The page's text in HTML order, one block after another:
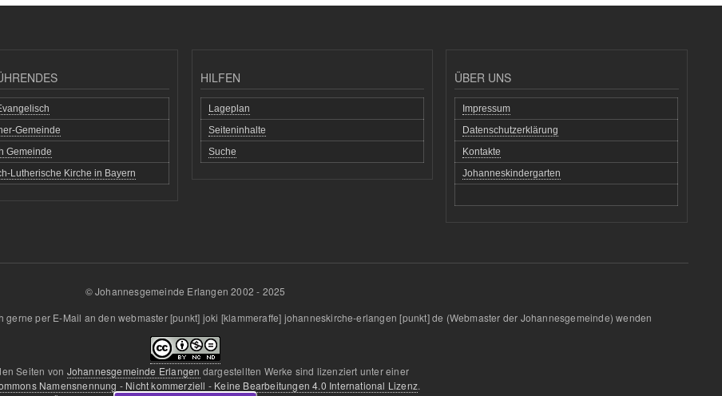
Gemeinde
Gemeinde
Lutherische Kirche in Bayern
HILFEN
Lageplan
Seiteninhalte
Suche
ÜBER UNS
Impressum
Datenschutzerklärung
Kontakte
Johanneskindergarten
© Johannesgemeinde Erlangen 2002 - 2025
gerne per E-Mail an denwebmaster[punkt] joki [klammeraffe] johanneskirche-erlangen [punkt]de (Webmaster der Johannesgemeinde) wenden
Seiten von Johannesgemeinde Erlangen dargestellten Werke sind lizenziert unter einer
Namensnennung - Nicht kommerziell - Keine Bearbeitungen 4.0 International Lizenz.